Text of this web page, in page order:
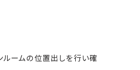
ルームの位置出しを行い確